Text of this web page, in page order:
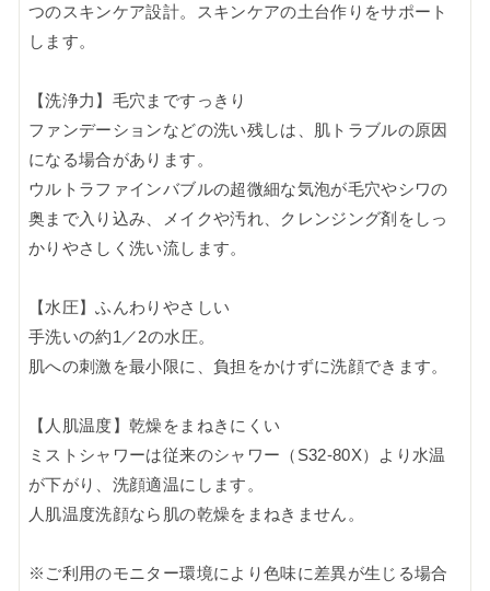
つのスキンケア設計。スキンケアの土台作りをサポート
します。
【洗浄力】毛穴まですっきり
ファンデーションなどの洗い残しは、肌トラブルの原因
になる場合があります。
ウルトラファインバブルの超微細な気泡が毛穴やシワの
奥まで入り込み、メイクや汚れ、クレンジング剤をしっ
かりやさしく洗い流します。
【水圧】ふんわりやさしい
手洗いの約1／2の水圧。
肌への刺激を最小限に、負担をかけずに洗顔できます。
【人肌温度】乾燥をまねきにくい
ミストシャワーは従来のシャワー（S32-80X）より水温
が下がり、洗顔適温にします。
人肌温度洗顔なら肌の乾燥をまねきません。
※ご利用のモニター環境により色味に差異が生じる場合